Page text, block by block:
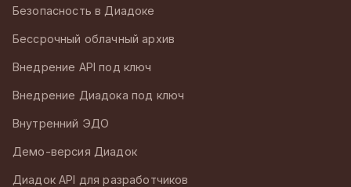
Безопасность в Диадоке
Бессрочный облачный архив
Внедрение API под ключ
Внедрение Диадока под ключ
Внутренний ЭДО
Демо-версия Диадок
Диадок API для разработчиков